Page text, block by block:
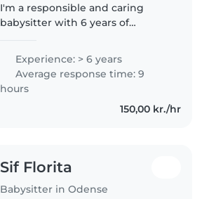
I'm a responsible and caring
babysitter with 6 years of
children of all ages. I'm
comfortable with pets, cooking,
chores, and even helping with
homework. I'm..
Experience: > 6 years
Average response time: 9
hours
150,00 kr./hr
Sif Florita
Babysitter in Odense